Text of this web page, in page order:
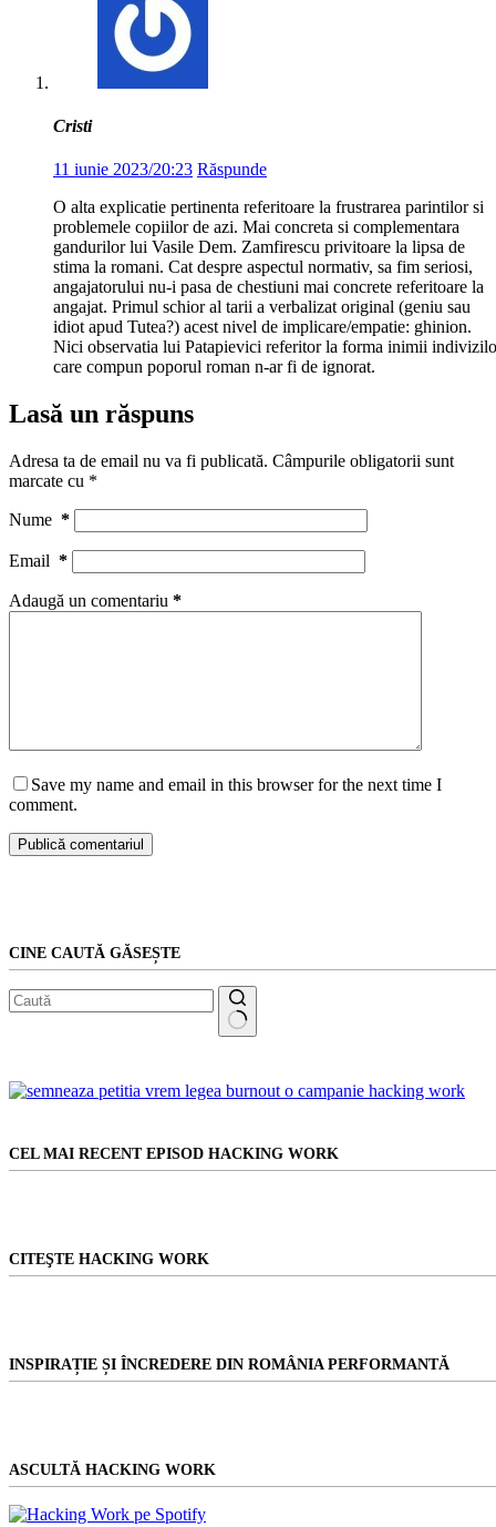
Cristi
11 iunie 2023/20:23 Răspunde
O alta explicatie pertinenta referitoare la frustrarea parintilor si
problemele copiilor de azi. Mai concreta si complementara
gandurilor lui Vasile Dem. Zamfirescu privitoare la lipsa de
stima la romani. Cat despre aspectul normativ, sa fim seriosi,
angajatorului nu-i pasa de chestiuni mai concrete referitoare la
angajat. Primul schior al tarii a verbalizat original (geniu sau
idiot apud Tutea?) acest nivel de implicare/empatie: ghinion.
Nici observatia lui Patapievici referitor la forma inimii
care compun poporul roman n-ar fi de ignorat.
Lasă un răspuns
Adresa ta de email nu va fi publicată. Câmpurile obligatorii sunt
marcate cu *
Nume *
Email *
Adaugă un comentariu *
Save my name and email in this browser for the next time I
comment.
Publică comentariul
CINE CAUTĂ GĂSEȘTE
CEL MAI RECENT EPISOD HACKING WORK
CITEŞTE HACKING WORK
INSPIRAȚIE ȘI ÎNCREDERE DIN ROMÂNIA PERFORMANTĂ
ASCULTĂ HACKING WORK